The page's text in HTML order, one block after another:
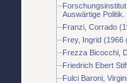
Auswärtige
Franzi, Corrado
Frey, Ingrid (1966
Frezza Bicocchi,
Friedrich Ebert
Fulci Baroni,